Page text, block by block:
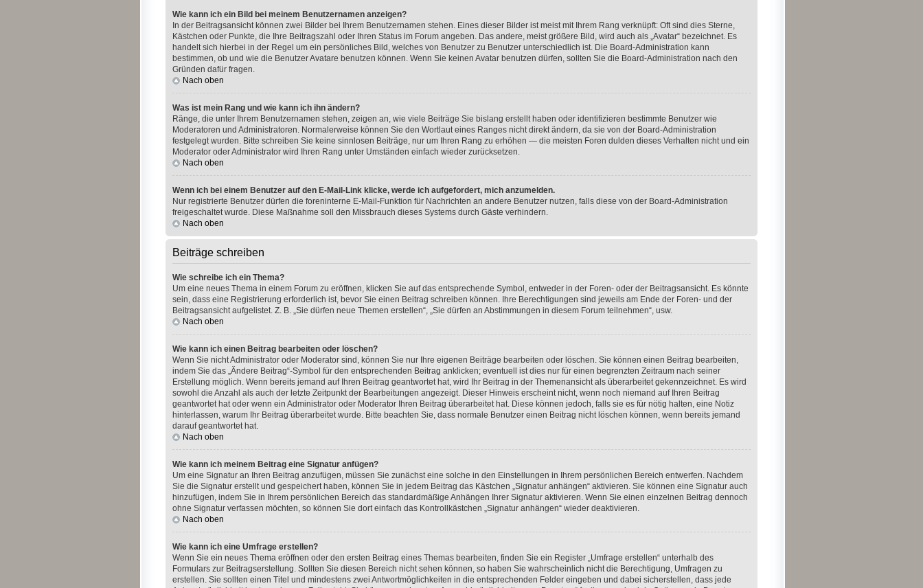
Wie kann ich ein Bild bei meinem Benutzernamen anzeigen?
In der Beitragsansicht können zwei Bilder bei Ihrem Benutzernamen stehen. Eines dieser Bilder ist meist mit Ihrem Rang verknüpft: Oft sind dies Sterne,
Kästchen oder Punkte, die Ihre Beitragszahl oder Ihren Status im Forum angeben. Das andere, meist größere Bild, wird auch als „Avatar“ bezeichnet. Es
handelt sich hierbei in der Regel um ein persönliches Bild, welches von Benutzer zu Benutzer unterschiedlich ist. Die Board-Administration kann
bestimmen, ob und wie die Benutzer Avatare benutzen können. Wenn Sie keinen Avatar benutzen dürfen, sollten Sie die Board-Administration nach den
Gründen dafür fragen.
Nach oben
Was ist mein Rang und wie kann ich ihn ändern?
Ränge, die unter Ihrem Benutzernamen stehen, zeigen an, wie viele Beiträge Sie bislang erstellt haben oder identifizieren bestimmte Benutzer wie
Moderatoren und Administratoren. Normalerweise können Sie den Wortlaut eines Ranges nicht direkt ändern, da sie von der Board-Administration
festgelegt wurden. Bitte schreiben Sie keine sinnlosen Beiträge, nur um Ihren Rang zu erhöhen — die meisten Foren dulden dieses Verhalten nicht und ein
Moderator oder Administrator wird Ihren Rang unter Umständen einfach wieder zurücksetzen.
Nach oben
Wenn ich bei einem Benutzer auf den E-Mail-Link klicke, werde ich aufgefordert, mich anzumelden.
Nur registrierte Benutzer dürfen die foreninterne E-Mail-Funktion für Nachrichten an andere Benutzer nutzen, falls diese von der Board-Administration
freigeschaltet wurde. Diese Maßnahme soll den Missbrauch dieses Systems durch Gäste verhindern.
Nach oben
Beiträge schreiben
Wie schreibe ich ein Thema?
Um eine neues Thema in einem Forum zu eröffnen, klicken Sie auf das entsprechende Symbol, entweder in der Foren- oder der Beitragsansicht. Es könnte
sein, dass eine Registrierung erforderlich ist, bevor Sie einen Beitrag schreiben können. Ihre Berechtigungen sind jeweils am Ende der Foren- und der
Beitragsansicht aufgelistet. Z. B. „Sie dürfen neue Themen erstellen“, „Sie dürfen an Abstimmungen in diesem Forum teilnehmen“, usw.
Nach oben
Wie kann ich einen Beitrag bearbeiten oder löschen?
Wenn Sie nicht Administrator oder Moderator sind, können Sie nur Ihre eigenen Beiträge bearbeiten oder löschen. Sie können einen Beitrag bearbeiten,
indem Sie das „Ändere Beitrag“-Symbol für den entsprechenden Beitrag anklicken; eventuell ist dies nur für einen begrenzten Zeitraum nach seiner
Erstellung möglich. Wenn bereits jemand auf Ihren Beitrag geantwortet hat, wird Ihr Beitrag in der Themenansicht als überarbeitet gekennzeichnet. Es wird
sowohl die Anzahl als auch der letzte Zeitpunkt der Bearbeitungen angezeigt. Dieser Hinweis erscheint nicht, wenn noch niemand auf Ihren Beitrag
geantwortet hat oder wenn ein Administrator oder Moderator Ihren Beitrag überarbeitet hat. Diese können jedoch, falls sie es für nötig halten, eine Notiz
hinterlassen, warum Ihr Beitrag überarbeitet wurde. Bitte beachten Sie, dass normale Benutzer einen Beitrag nicht löschen können, wenn bereits jemand
darauf geantwortet hat.
Nach oben
Wie kann ich meinem Beitrag eine Signatur anfügen?
Um eine Signatur an Ihren Beitrag anzufügen, müssen Sie zunächst eine solche in den Einstellungen in Ihrem persönlichen Bereich entwerfen. Nachdem
Sie die Signatur erstellt und gespeichert haben, können Sie in jedem Beitrag das Kästchen „Signatur anhängen“ aktivieren. Sie können eine Signatur auch
hinzufügen, indem Sie in Ihrem persönlichen Bereich das standardmäßige Anhängen Ihrer Signatur aktivieren. Wenn Sie einen einzelnen Beitrag dennoch
ohne Signatur verfassen möchten, so können Sie dort einfach das Kontrollkästchen „Signatur anhängen“ wieder deaktivieren.
Nach oben
Wie kann ich eine Umfrage erstellen?
Wenn Sie ein neues Thema eröffnen oder den ersten Beitrag eines Themas bearbeiten, finden Sie ein Register „Umfrage erstellen“ unterhalb des
Formulars zur Beitragserstellung. Sollten Sie diesen Bereich nicht sehen können, so haben Sie wahrscheinlich nicht die Berechtigung, Umfragen zu
erstellen. Sie sollten einen Titel und mindestens zwei Antwortmöglichkeiten in die entsprechenden Felder eingeben und dabei sicherstellen, dass jede